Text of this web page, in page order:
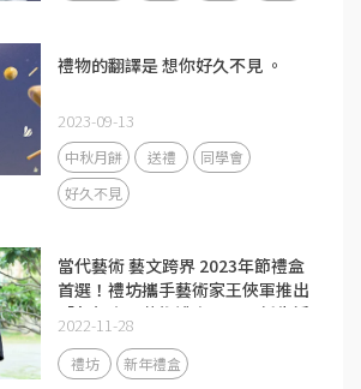
禮物的翻譯是 想你好久不見 。
2023-09-13
中秋月餅 送禮
同學會
好久不見
當代藝術 藝文跨界 2023年節禮盒
首選！禮坊攜手藝術家王俠軍推出
「兔年瓷器藝術禮盒」展現新生活
的實用美學
2022-11-28
禮坊 新年禮盒